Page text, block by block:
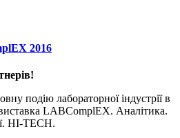
2016
подію лабораторної індустрії в
LABComplEX. Аналітика.
HI-TECH.